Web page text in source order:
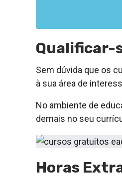
Qualificar-
Sem dúvida que os
à sua área de
No ambiente de
demais no seu
Horas